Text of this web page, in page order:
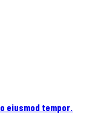
eiusmod tempor.